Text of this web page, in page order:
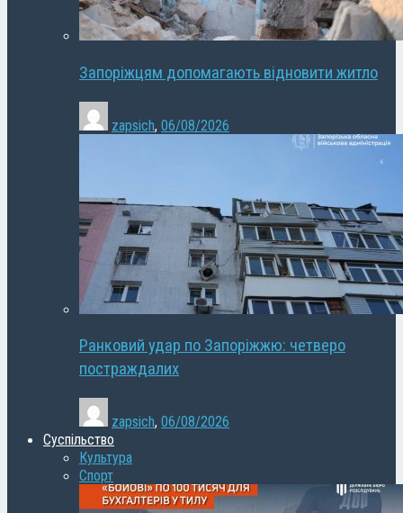
Запоріжцям допомагають відновити житло
zapsich, 06/08/2026
Ранковий удар по Запоріжжю: четверо
постраждалих
zapsich, 06/08/2026
Суспільство
Культура
Спорт